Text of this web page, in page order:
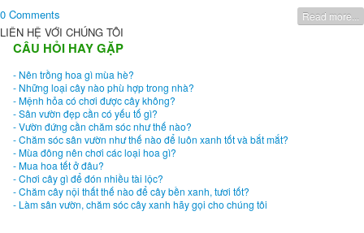
0 Comments
Read more...
LIÊN HỆ VỚI CHÚNG TÔI
CÂU HỎI HAY GẶP
- Nên trồng hoa gì mùa hè?
- Những loại cây nào phù hợp trong nhà?
- Mệnh hỏa có chơi được cây không?
- Sân vườn đẹp cần có yếu tố gì?
- Vườn đứng cần chăm sóc như thế nào?
- Chăm sóc sân vườn như thế nào để luôn xanh tốt và bắt mắt?
- Mùa đông nên chơi các loại hoa gì?
- Mua hoa tết ở đâu?
- Chơi cây gì để đón nhiều tài lộc?
- Chăm cây nội thất thế nào để cây bền xanh, tươi tốt?
- Làm sân vườn, chăm sóc cây xanh hãy gọi cho chúng tôi